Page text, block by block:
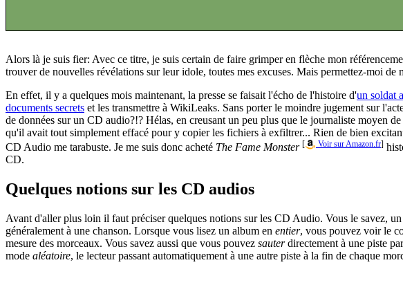
Alors là je suis fier: Avec ce titre, je suis certain de faire grimper en flèche mon
trouver de nouvelles révélations sur leur idole, toutes mes excuses. Mais permettez-moi de
En effet, il y a quelques mois maintenant, la presse se faisait l'écho de l'histoire d'un soldat
documents secrets et les transmettre à WikiLeaks. Sans porter le moindre jugement sur
de données sur un CD audio?!? Hélas, en creusant un peu plus que le journaliste moyen
qu'il avait tout simplement effacé pour y copier les fichiers à exfiltrer... Rien de bien
CD Audio me tarabuste. Je me suis donc acheté The Fame Monster [ Voir sur Amazon.fr]
CD.
Quelques notions sur les CD audios
Avant d'aller plus loin il faut préciser quelques notions sur les CD Audio. Vous le savez, un
généralement à une chanson. Lorsque vous lisez un album en entier, vous pouvez voir le
mesure des morceaux. Vous savez aussi que vous pouvez sauterdirectement à une piste
mode aléatoire, le lecteur passant automatiquement à une autre piste à la fin de chaque